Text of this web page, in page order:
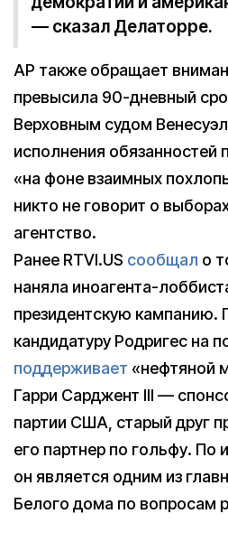
— сказал Делаторре.
AP также обращает
превысила 90-дневный
Верховным судом
исполнения обязанностей
«на фоне взаимных
никто не говорит о
агентство.
Ранее RTVI.US сообщал о
наняла иноагента-
президентскую кампанию.
кандидатуру Родригес на
поддерживает «нефтяной
Гарри Сарджент III —
партии США, старый друг
его партнер по гольфу.
он является одним из
Белого дома по вопросам